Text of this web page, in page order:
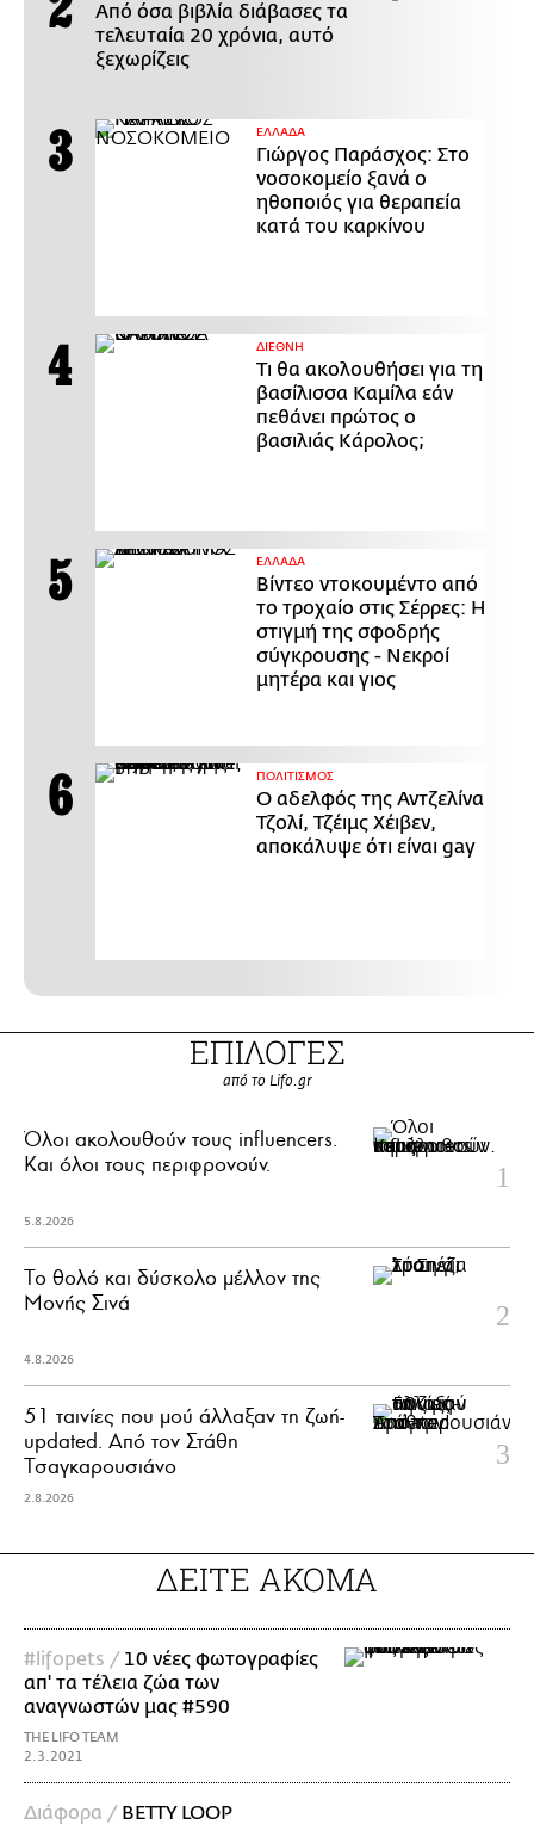
Από όσα βιβλία διάβασες τα
τελευταία 20 χρόνια, αυτό
ξεχωρίζεις
ΕΛΛΑΔΑ
Γιώργος Παράσχος: Στο
νοσοκομείο ξανά ο
ηθοποιός για θεραπεία
κατά του καρκίνου
ΔΙΕΘΝΗ
Τι θα ακολουθήσει για τη
βασίλισσα Καμίλα εάν
πεθάνει πρώτος ο
βασιλιάς Κάρολος;
ΕΛΛΑΔΑ
Βίντεο ντοκουμέντο από
το τροχαίο στις Σέρρες: Η
στιγμή της σφοδρής
σύγκρουσης - Νεκροί
μητέρα και γιος
ΠΟΛΙΤΙΣΜΟΣ
Ο αδελφός της Αντζελίνα
Τζολί, Τζέιμς Χέιβεν,
αποκάλυψε ότι είναι gay
ΕΠΙΛΟΓΕΣ
από το Lifo.gr
Όλοι ακολουθούν τους influencers.
Και όλοι τους περιφρονούν.
5.8.2026
Το θολό και δύσκολο μέλλον της
Μονής Σινά
4.8.2026
51 ταινίες που μού άλλαξαν τη ζωή-
updated. Aπό τον Στάθη
Τσαγκαρουσιάνο
2.8.2026
ΔΕΙΤΕ ΑΚΟΜΑ
#lifopets / 10 νέες φωτογραφίες
απ' τα τέλεια ζώα των
αναγνωστών μας #590
THE LIFO TEAM
2.3.2021
Διάφορα / BETTY LOOP